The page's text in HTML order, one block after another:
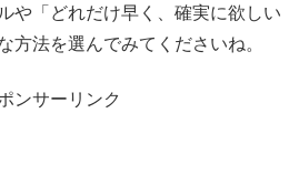
や「どれだけ早く、確実に欲しい
方法を選んでみてくださいね。
ンサーリンク